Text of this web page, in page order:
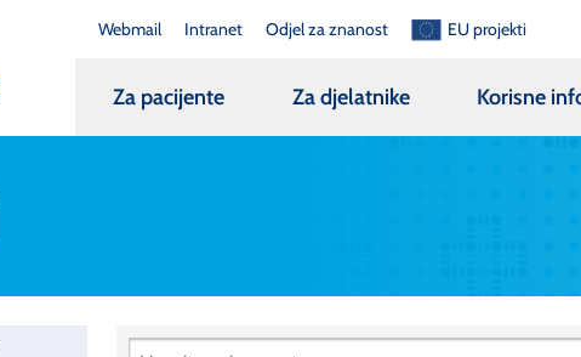
Webmail Intranet Odjel za znanost EU projekti
Za pacijente Za djelatnike Korisne